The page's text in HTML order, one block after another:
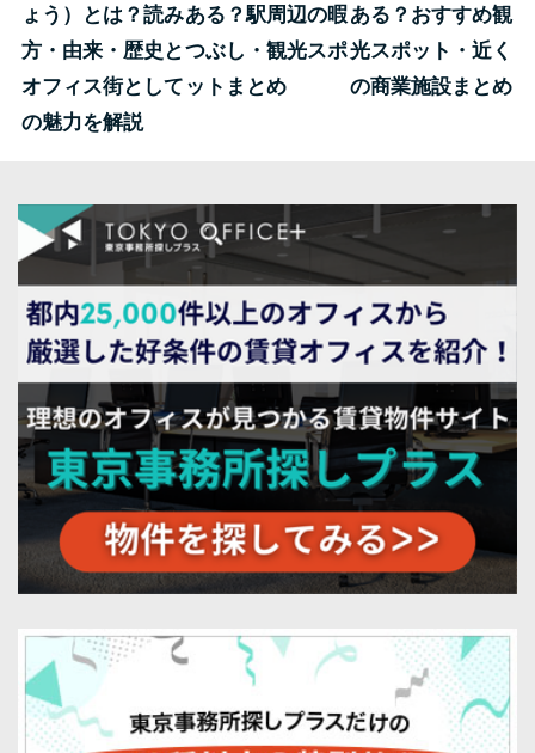
ょう）とは？読み
方・由来・歴史と
オフィス街として
の魅力を解説
ある？駅周辺の暇
つぶし・観光スポ
ットまとめ
ある？おすすめ観
光スポット・近く
の商業施設まとめ